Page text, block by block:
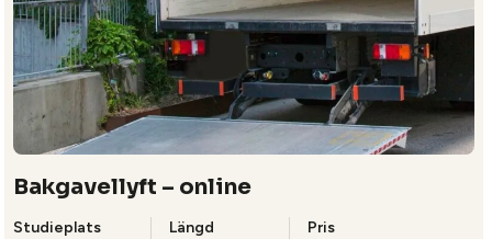
Bakgavellyft – online
Studieplats
Längd
Pris